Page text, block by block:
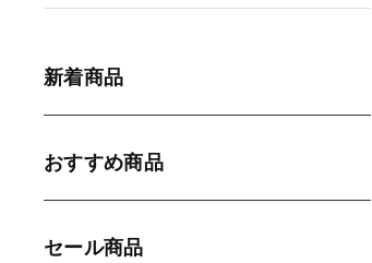
新着商品
おすすめ商品
セール商品